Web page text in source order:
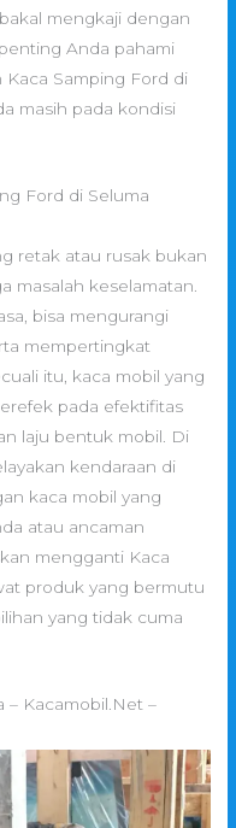
mengkaji dengan
Anda pahami
Samping Ford di
masih pada kondisi
Ford di Seluma
retak atau rusak bukan
masalah keselamatan.
bisa mengurangi
mempertingkat
itu, kaca mobil yang
pada efektifitas
laju bentuk mobil. Di
kendaraan di
kaca mobil yang
atau ancaman
mengganti Kaca
produk yang bermutu
yang tidak cuma
– Kacamobil.Net –